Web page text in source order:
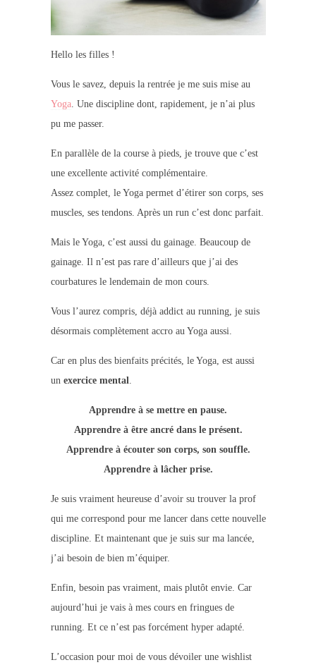
Hello les filles !
Vous le savez, depuis la rentrée je me suis mise au
Yoga. Une discipline dont, rapidement, je n’ai plus
pu me passer.
En parallèle de la course à pieds, je trouve que c’est
une excellente activité complémentaire.
Assez complet, le Yoga permet d’étirer son corps, ses
muscles, ses tendons. Après un run c’est donc parfait.
Mais le Yoga, c’est aussi du gainage. Beaucoup de
gainage. Il n’est pas rare d’ailleurs que j’ai des
courbatures le lendemain de mon cours.
Vous l’aurez compris, déjà addict au running, je suis
désormais complètement accro au Yoga aussi.
Car en plus des bienfaits précités, le Yoga, est aussi
un exercice mental.
Apprendre à se mettre en pause.
Apprendre à être ancré dans le présent.
Apprendre à écouter son corps, son souffle.
Apprendre à lâcher prise.
Je suis vraiment heureuse d’avoir su trouver la prof
qui me correspond pour me lancer dans cette nouvelle
discipline. Et maintenant que je suis sur ma lancée,
j’ai besoin de bien m’équiper.
Enfin, besoin pas vraiment, mais plutôt envie. Car
aujourd’hui je vais à mes cours en fringues de
running. Et ce n’est pas forcément hyper adapté.
L’occasion pour moi de vous dévoiler une wishlist